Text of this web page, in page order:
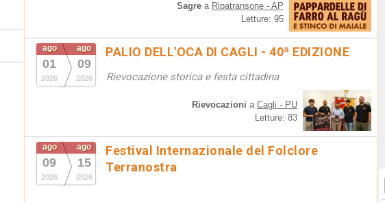
Sagre a Ripatransone - AP
Letture: 95
ago
01
2026
ago
09
2026
PALIO DELL'OCA DI CAGLI - 40ª EDIZIONE
Rievocazione storica e festa cittadina
Rievocazioni a Cagli - PU
Letture: 83
ago
09
2026
ago
15
2026
Festival Internazionale del Folclore
Terranostra